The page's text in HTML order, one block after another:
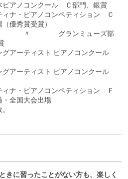
ール Ｃ部門、銀賞
ピアノコンペティション Ｃ
優秀賞受賞）
ミューズ部
ティスト ピアノコンクール
ティスト ピアノコンクール
ピアノコンペティション Ｆ
・全国大会出場
きに習ったことがない方も、楽しく